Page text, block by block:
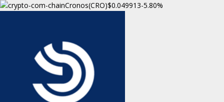
Cronos(CRO)$0.049913-5.80%